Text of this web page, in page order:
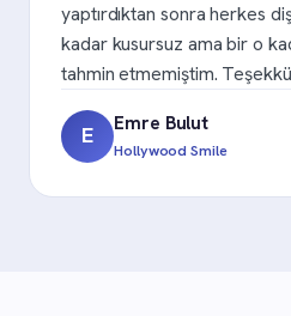
yaptırdıktan sonra herkes
kadar kusursuz ama bir o
tahmin etmemiştim.
E Emre Bulut
Hollywood Smile